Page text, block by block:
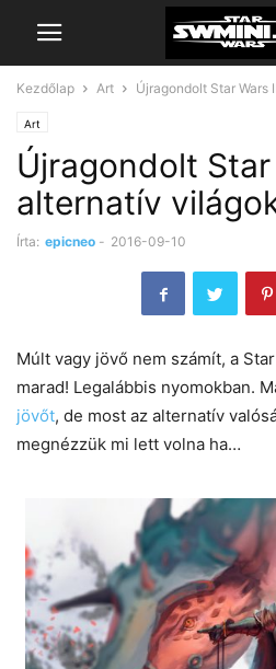
Kezdőlap Art Újragondolt Star Wars
Art
Újragondolt Star
alternatív
Írta: epicneo - 2016-09-10
Múlt vagy jövő nem számít, a
marad! Legalábbis nyomokban.
jövőt, de most az alternatív
megnézzük mi lett volna ha…